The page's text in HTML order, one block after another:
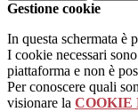
Gestione cookie
In questa schermata è
I cookie necessari
piattaforma e non è
Per conoscere quali
visionare la COOKIE